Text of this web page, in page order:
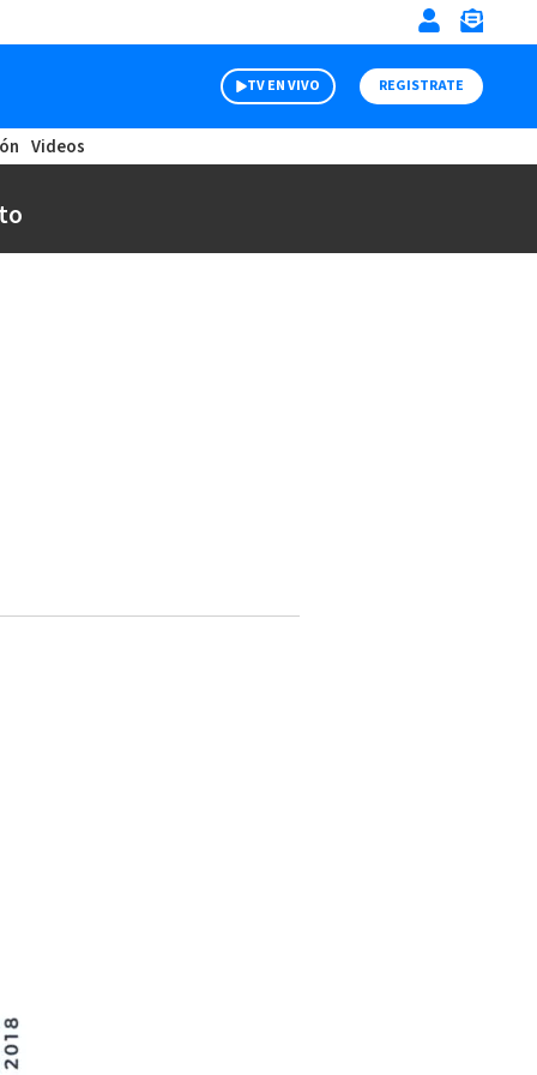
TV EN VIVO REGISTRATE
Videos